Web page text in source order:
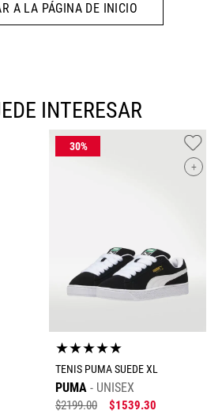
A LA PÁGINA DE INICIO
INTERESAR
+
★★★★★
TENIS PUMA SUEDE XL
PUMA UNISEX
$2199.00 $1539.30